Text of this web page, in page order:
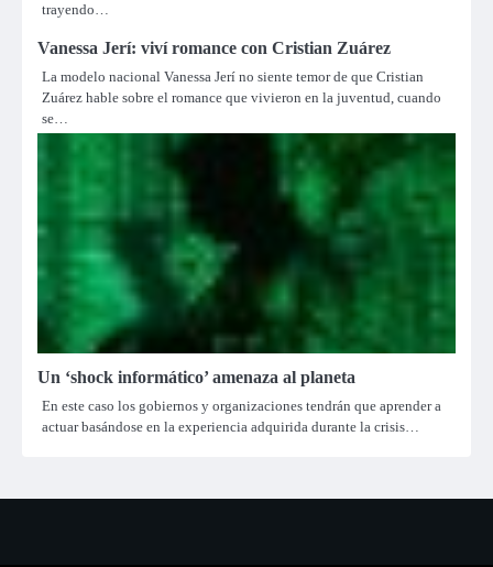
trayendo…
Vanessa Jerí: viví romance con Cristian Zuárez
La modelo nacional Vanessa Jerí no siente temor de que Cristian
Zuárez hable sobre el romance que vivieron en la juventud, cuando
se…
Un ‘shock informático’ amenaza al planeta
En este caso los gobiernos y organizaciones tendrán que aprender a
actuar basándose en la experiencia adquirida durante la crisis…